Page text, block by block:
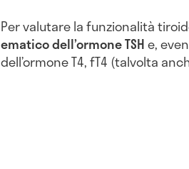
Per valutare la funzionalità
ematico dell’ormone TSHe,
dell’ormone T4, fT4 (talvolta